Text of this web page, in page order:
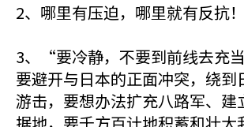
2、哪里有压迫，哪里就有反抗！
3、“要冷静，不要到前线去充当
要避开与日本的正面冲突，绕到
游击，要想办法扩充八路军、建